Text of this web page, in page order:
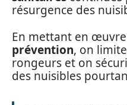
résurgence des
En mettant en
prévention, on
rongeurs et on
des nuisibles